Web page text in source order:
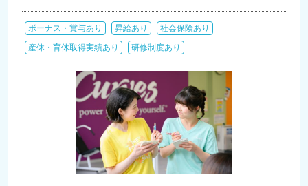
ボーナス・賞与あり 昇給あり
社会保険あり
産休・育休取得実績あり
研修制度あり